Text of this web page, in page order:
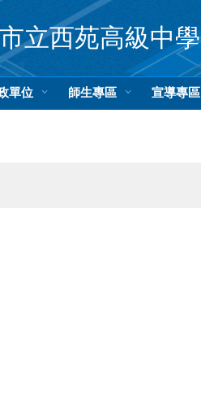
立西苑高級中學
單位 師生專區 宣導專區